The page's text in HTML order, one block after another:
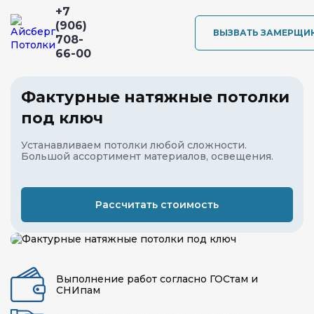
+7
(906)
708-
66-00
ВЫЗВАТЬ
Фактурные натяжные потолки
под ключ
Устанавливаем потолки любой сложности.
Большой ассортимент материалов, освещения.
Рассчитать стоимость
Выполнение работ согласно ГОСтам и
СНИпам